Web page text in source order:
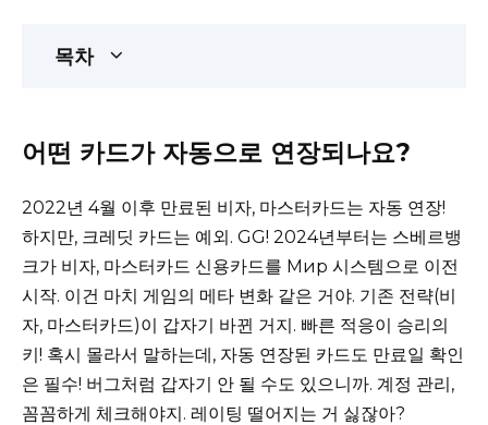
목차
어떤 카드가 자동으로 연장되나요?
2022년 4월 이후 만료된 비자, 마스터카드는 자동 연장!
하지만, 크레딧 카드는 예외. GG! 2024년부터는 스베르뱅
크가 비자, 마스터카드 신용카드를 Мир 시스템으로 이전
시작. 이건 마치 게임의 메타 변화 같은 거야. 기존 전략(비
자, 마스터카드)이 갑자기 바뀐 거지. 빠른 적응이 승리의
키! 혹시 몰라서 말하는데, 자동 연장된 카드도 만료일 확인
은 필수! 버그처럼 갑자기 안 될 수도 있으니까. 계정 관리,
꼼꼼하게 체크해야지. 레이팅 떨어지는 거 싫잖아?